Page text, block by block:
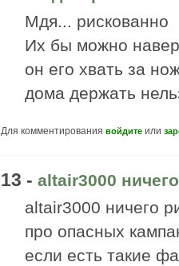
Мдя... рискованно
Их бы можно
он его хвать за
дома держать
Для комментирования войдите или
13 - altair3000 ничего
altair3000 ничего
про опасных
если есть такие